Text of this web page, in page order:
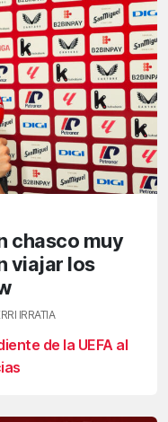
chasco muy
viajar los
IRRATIA
de la UEFA al